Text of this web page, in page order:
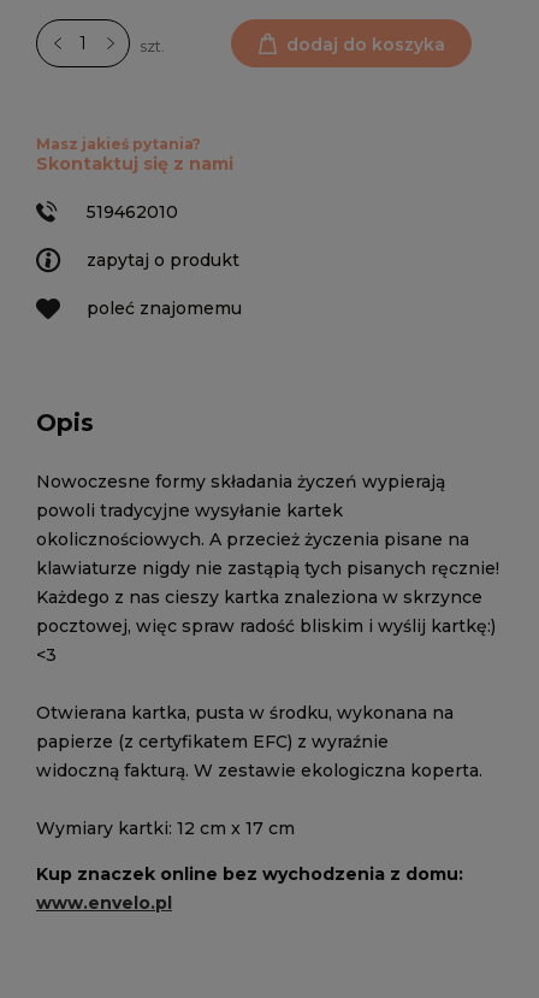
szt. dodaj do koszyka
zapytaj o produkt
poleć znajomemu
Masz jakieś pytania?
Skontaktuj się z nami
519462010
Opis
Nowoczesne formy składania życzeń wypierają
powoli tradycyjne wysyłanie kartek
okolicznościowych. A przecież życzenia pisane na
klawiaturze nigdy nie zastąpią tych pisanych ręcznie!
Każdego z nas cieszy kartka znaleziona w skrzynce
pocztowej, więc spraw radość bliskim i wyślij kartkę:)
<3
Otwierana kartka, pusta w środku, wykonana na
papierze (z certyfikatem EFC) z wyraźnie
widoczną fakturą. W zestawie ekologiczna koperta.
Wymiary kartki: 12 cm x 17 cm
Kup znaczek online bez wychodzenia z domu:
www.envelo.pl